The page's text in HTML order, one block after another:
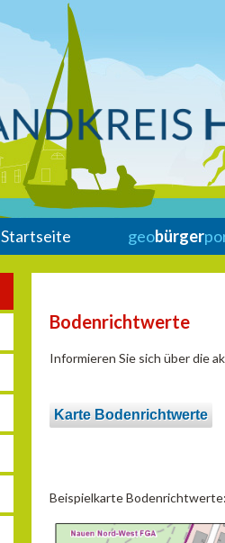
Startseite geobürger
Bodenrichtwerte
Informieren Sie sich über die
Karte Bodenrichtwerte
Beispielkarte Bodenrichtwerte: